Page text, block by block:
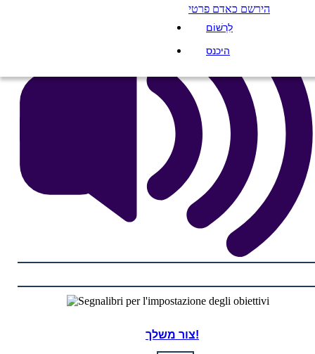
הירשם כאדם פרטי
לִרְשׁוֹם
היכנס
צור משלך!